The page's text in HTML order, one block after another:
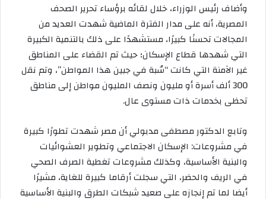
وأضاف رئيس الوزراء، خلال لقائه برؤساء تحرير الصحف
المصرية، أنه على مدار الفترة الماضية شهدت العديد من
المجالات تحسنًا كبيرًا، مستشهدًا على ذلك بالتنمية الكبيرة
التي شهدها قطاع الإسكان؛ حيث تم القضاء على المناطق
غير الآمنة التي كانت “سُبة في جبين هذا المواطن”، وتم نقل
300 ألف أسرة أو مليون ونصف المليون مواطن إلى مناطق
تحظى بخدمات ذات مستوى عال.
وتابع الدكتور مصطفى مدبولي أن مصر شهدت تطورًا كبيرة
في مشروعات: الإسكان الاجتماعي وتطوير العشوائيات
والبنية الأساسية، وكذلك مشروعات تغطية الصرف الصحي
في الريف والحضر، التي سجلت أرقاما كبيرة للغاية، مشيرًا
أيضا لما تم إنجازه على صعيد شبكات الطرق والبنية الأساسية